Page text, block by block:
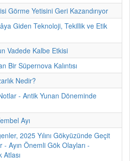
Görme Yetisini Geri Kazandırıyor
Giden Teknoloji, Tekillik ve Etik
Vadede Kalbe Etkisi
Bir Süpernova Kalıntısı
Nedir?
- Antik Yunan Döneminde
Ayı
2025 Yılını Gökyüzünde Geçit
- Ayın Önemli Gök Olayları -